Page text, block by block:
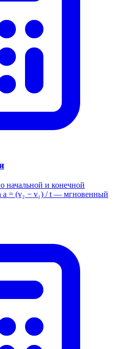
начальной и конечной
a = (v₂ − v₁) / t — мгновенный